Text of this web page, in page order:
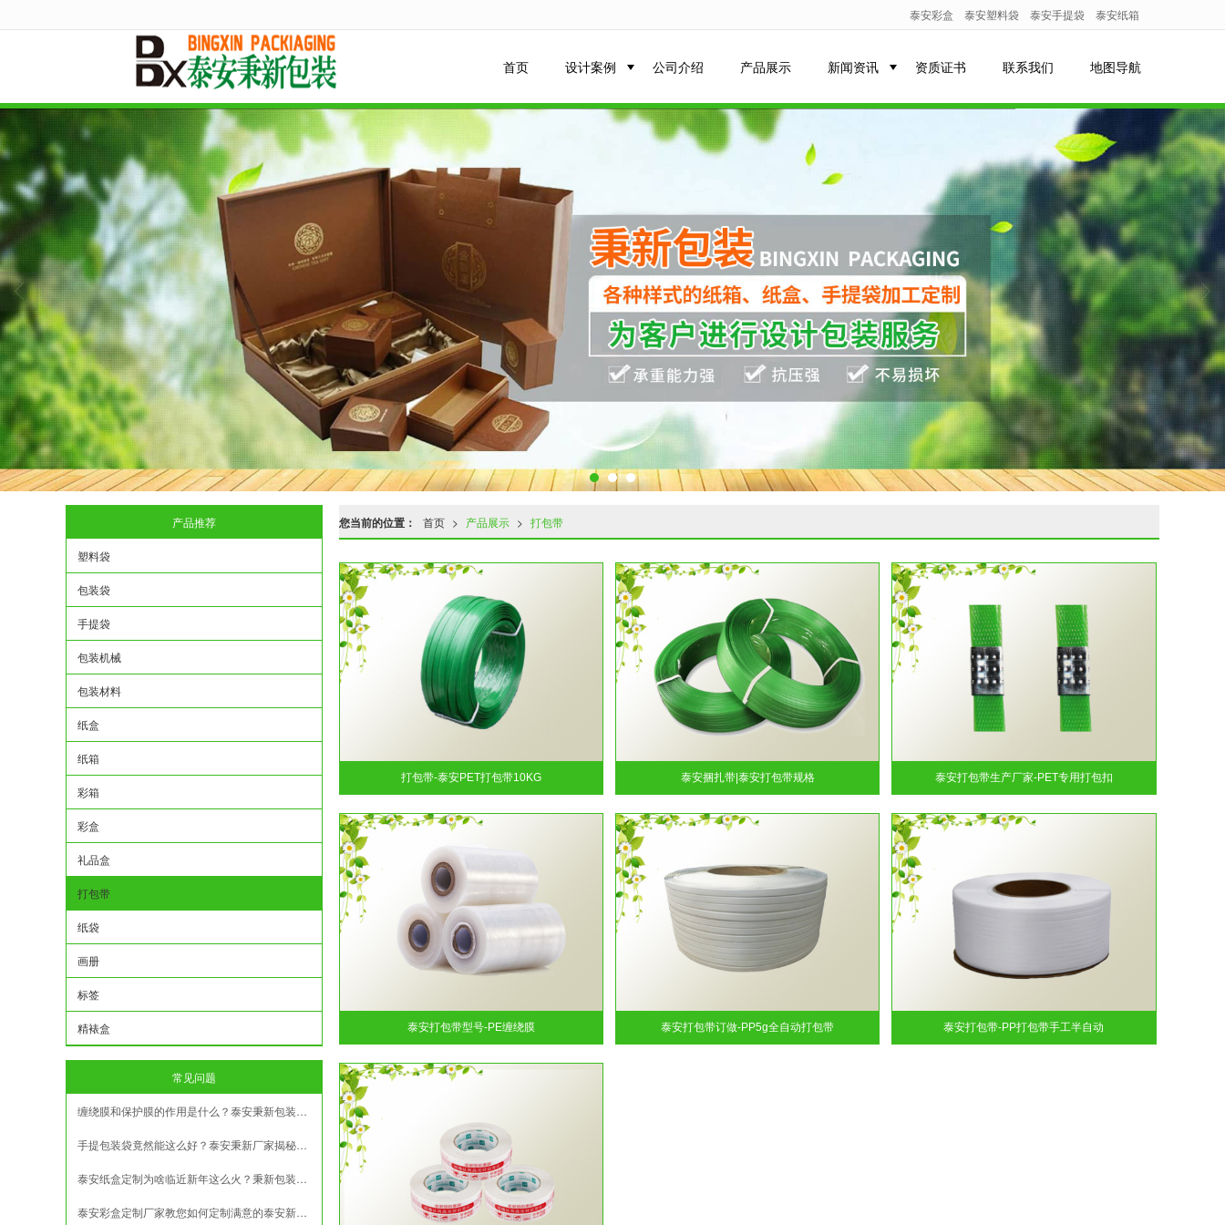
泰安彩盒 泰安塑料袋 泰安手提袋 泰安纸箱
首页 设计案例 公司介绍 产品展示 新闻资讯 资质证书 联系我们 地图导航
您当前的位置： 首页 > 产品展示 > 打包带
打包带-泰安PET打包带10KG 泰安捆扎带|泰安打包带规格 泰安打包带生产厂家-PET专用打包扣
泰安打包带型号-PE缠绕膜 泰安打包带订做-PP5g全自动打包带 泰安打包带-PP打包带手工半自动
产品推荐
塑料袋
包装袋
手提袋
包装机械
包装材料
纸盒
纸箱
彩箱
彩盒
礼品盒
打包带
纸袋
画册
标签
精裱盒
常见问题
缠绕膜和保护膜的作用是什么？泰安秉新包装材料给您讲清楚
手提包装袋竟然能这么好？泰安秉新厂家揭秘实用与颜值的双重奥秘！
泰安纸盒定制为啥临近新年这么火？秉新包装盒厂家揭秘
泰安彩盒定制厂家教您如何定制满意的泰安新年特产盒